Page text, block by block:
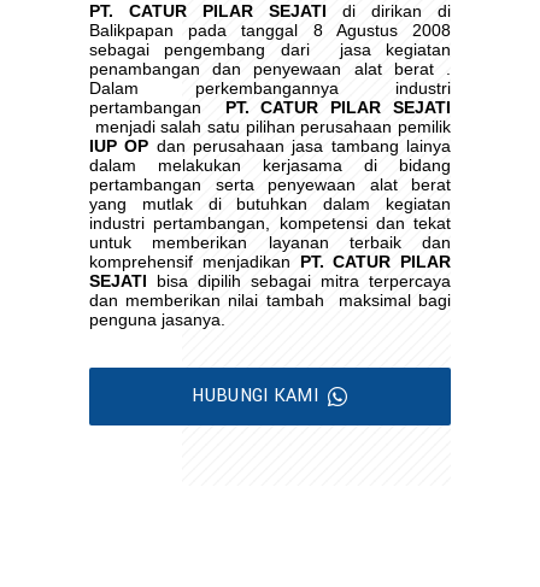
PT. CATUR PILAR SEJATI di dirikan di
Balikpapan pada tanggal 8 Agustus 2008
sebagai pengembang dari
jasa kegiatan
penambangan dan penyewaan alat berat .
Dalam perkembangannya industri
pertambangan
PT. CATUR PILAR SEJATI
menjadi salah satu pilihan perusahaan pemilik
IUP OP dan perusahaan jasa tambang lainya
dalam melakukan kerjasama di bidang
pertambangan serta penyewaan alat berat
yang mutlak di butuhkan dalam kegiatan
industri pertambangan, kompetensi dan tekat
untuk memberikan layanan terbaik dan
komprehensif menjadikan PT. CATUR PILAR
SEJATI bisa dipilih sebagai mitra terpercaya
dan memberikan nilai tambah
maksimal bagi
penguna jasanya.
HUBUNGI KAMI